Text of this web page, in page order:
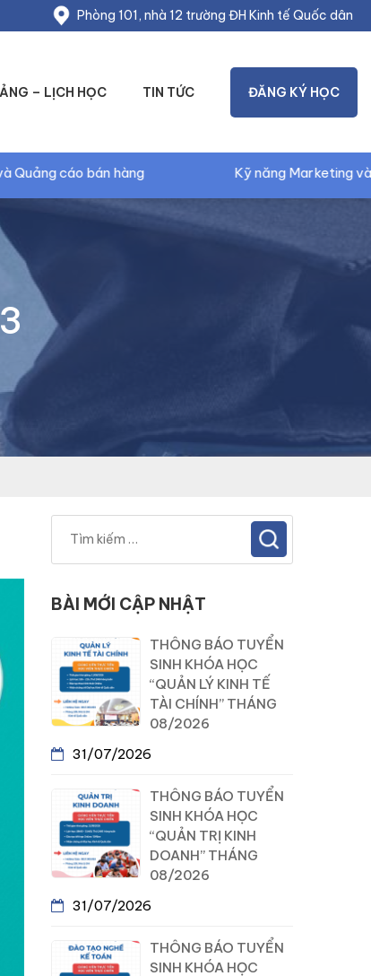
Phòng 101, nhà 12 trường ĐH Kinh tế Quốc dân
– LỊCH HỌC TIN TỨC ĐĂNG KÝ HỌC
Kỹ năng Marketing và Truyền thông
BÀI MỚI CẬP NHẬT
THÔNG BÁO TUYỂN
SINH KHÓA HỌC
“QUẢN LÝ KINH TẾ
TÀI CHÍNH” THÁNG
08/2026
31/07/2026
THÔNG BÁO TUYỂN
SINH KHÓA HỌC
“QUẢN TRỊ KINH
DOANH” THÁNG
08/2026
31/07/2026
THÔNG BÁO TUYỂN
SINH KHÓA HỌC